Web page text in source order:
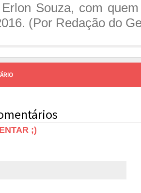
Souza, com
(Por Redação do
;)